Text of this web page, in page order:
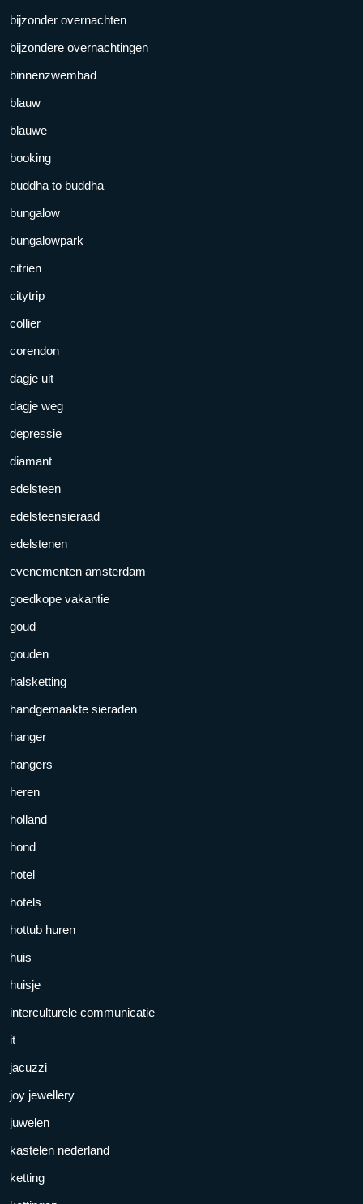
bijzonder overnachten
bijzondere overnachtingen
binnenzwembad
blauw
blauwe
booking
buddha to buddha
bungalow
bungalowpark
citrien
citytrip
collier
corendon
dagje uit
dagje weg
depressie
diamant
edelsteen
edelsteensieraad
edelstenen
evenementen amsterdam
goedkope vakantie
goud
gouden
halsketting
handgemaakte sieraden
hanger
hangers
heren
holland
hond
hotel
hotels
hottub huren
huis
huisje
interculturele communicatie
it
jacuzzi
joy jewellery
juwelen
kastelen nederland
ketting